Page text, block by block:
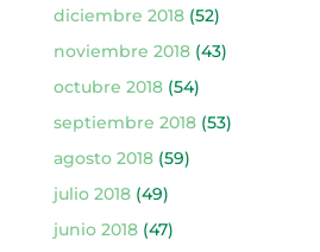
diciembre 2018(52)
noviembre 2018(43)
octubre 2018(54)
septiembre 2018(53)
agosto 2018(59)
julio 2018(49)
junio 2018(47)